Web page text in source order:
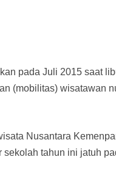
pada Juli 2015 saat
(mobilitas) wisatawan
Nusantara
tahun ini jatuh